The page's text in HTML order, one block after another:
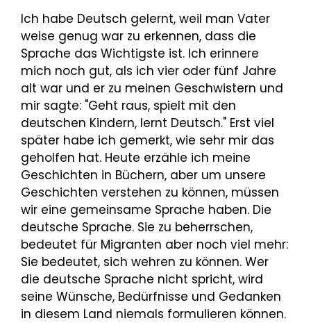
Ich habe Deutsch gelernt, weil man Vater
weise genug war zu erkennen, dass die
Sprache das Wichtigste ist. Ich erinnere
mich noch gut, als ich vier oder fünf Jahre
alt war und er zu meinen Geschwistern und
mir sagte: "Geht raus, spielt mit den
deutschen Kindern, lernt Deutsch." Erst viel
später habe ich gemerkt, wie sehr mir das
geholfen hat. Heute erzähle ich meine
Geschichten in Büchern, aber um unsere
Geschichten verstehen zu können, müssen
wir eine gemeinsame Sprache haben. Die
deutsche Sprache. Sie zu beherrschen,
bedeutet für Migranten aber noch viel mehr:
Sie bedeutet, sich wehren zu können. Wer
die deutsche Sprache nicht spricht, wird
seine Wünsche, Bedürfnisse und Gedanken
in diesem Land niemals formulieren können.